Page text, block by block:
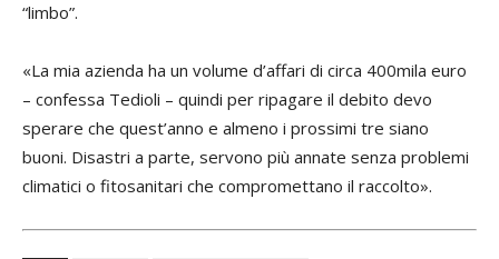
“limbo”.
«La mia azienda ha un volume d’affari di circa 400mila euro
– confessa Tedioli – quindi per ripagare il debito devo
sperare che quest’anno e almeno i prossimi tre siano
buoni. Disastri a parte, servono più annate senza problemi
climatici o fitosanitari che compromettano il raccolto».